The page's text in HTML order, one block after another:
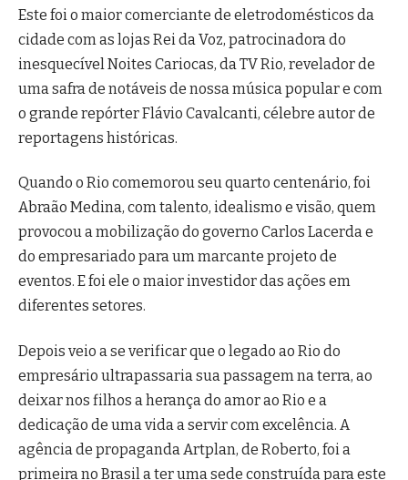
Este foi o maior comerciante de eletrodomésticos da
cidade com as lojas Rei da Voz, patrocinadora do
inesquecível Noites Cariocas, da TV Rio, revelador de
uma safra de notáveis de nossa música popular e com
o grande repórter Flávio Cavalcanti, célebre autor de
reportagens históricas.
Quando o Rio comemorou seu quarto centenário, foi
Abraão Medina, com talento, idealismo e visão, quem
provocou a mobilização do governo Carlos Lacerda e
do empresariado para um marcante projeto de
eventos. E foi ele o maior investidor das ações em
diferentes setores.
Depois veio a se verificar que o legado ao Rio do
empresário ultrapassaria sua passagem na terra, ao
deixar nos filhos a herança do amor ao Rio e a
dedicação de uma vida a servir com excelência. A
agência de propaganda Artplan, de Roberto, foi a
primeira no Brasil a ter uma sede construída para este